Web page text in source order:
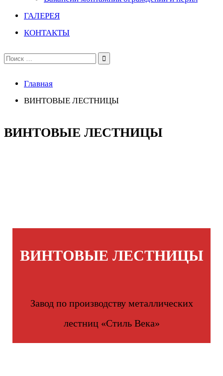
ГАЛЕРЕЯ
КОНТАКТЫ
Поиск
Главная
ВИНТОВЫЕ ЛЕСТНИЦЫ
ВИНТОВЫЕ ЛЕСТНИЦЫ
ВИНТОВЫЕ ЛЕСТНИЦЫ
Завод по производству металлических
лестниц «Стиль Века»